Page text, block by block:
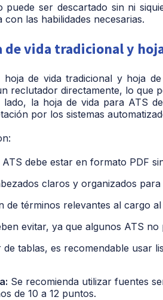
ser descartado sin ni
las habilidades necesarias.
vida tradicional y
hoja de vida tradicional y hoja
reclutador directamente, lo que
la hoja de vida para ATS
por los sistemas
ATS debe estar en formato PDF
claros y organizados
de términos relevantes al cargo
evitar, ya que algunos ATS
de tablas, es recomendable usar
Se recomienda utilizar fuentes
de 10 a 12 puntos.